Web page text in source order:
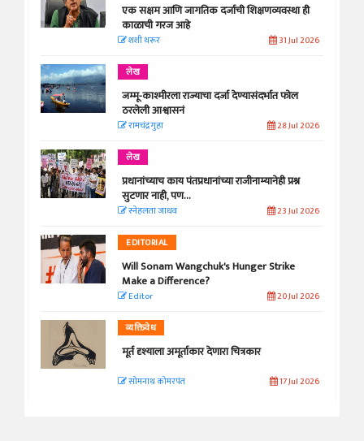
एक सक्षम आणि जागतिक दर्जाची शिक्षणव्यवस्था ही
काळाची गरज आहे
शशी थरूर 31 Jul 2026
लेख
जम्मू-काश्मीरला राज्याचा दर्जा देण्यासंदर्भात फोल
ठरलेली आश्वासनं
रामचंद्र गुहा 28 Jul 2026
लेख
प्रधानांच्याच काय पंतप्रधानांच्या राजीनाम्यानेही प्रश्न
सुटणार नाही, पण...
स्नेहलता जाधव 23 Jul 2026
EDITORIAL
Will Sonam Wangchuk's Hunger Strike
Make a Difference?
Editor 20 Jul 2026
व्यक्तिवेध
मूर्त दृश्याला अमूर्ताकार देणारा चित्रकार
सोमनाथ कोमरपंत 17 Jul 2026